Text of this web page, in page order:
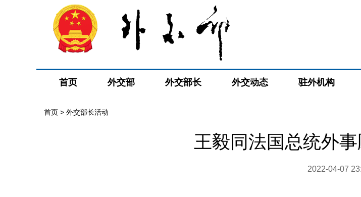
首页 外交部 外交部长 外交动态 驻外机构
首页 > 外交部长活动
王毅同法国总统外
2022-04-07